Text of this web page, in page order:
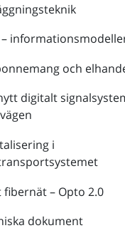
–
och
digitalt
i
fibernät – Opto 2.0
dokument